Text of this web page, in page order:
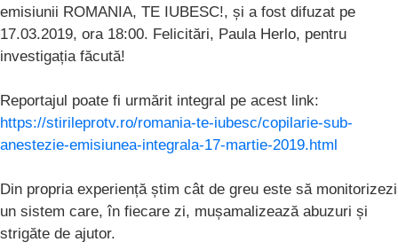
emisiunii ROMANIA, TE IUBESC!, și a fost difuzat pe
17.03.2019, ora 18:00. Felicitări, Paula Herlo, pentru
investigația făcută!
Reportajul poate fi urmărit integral pe acest link:
https://stirileprotv.ro/romania-te-iubesc/copilarie-sub-
anestezie-emisiunea-integrala-17-martie-2019.html
Din propria experiență știm cât de greu este să monitorizezi
un sistem care, în fiecare zi, mușamalizează abuzuri și
strigăte de ajutor.